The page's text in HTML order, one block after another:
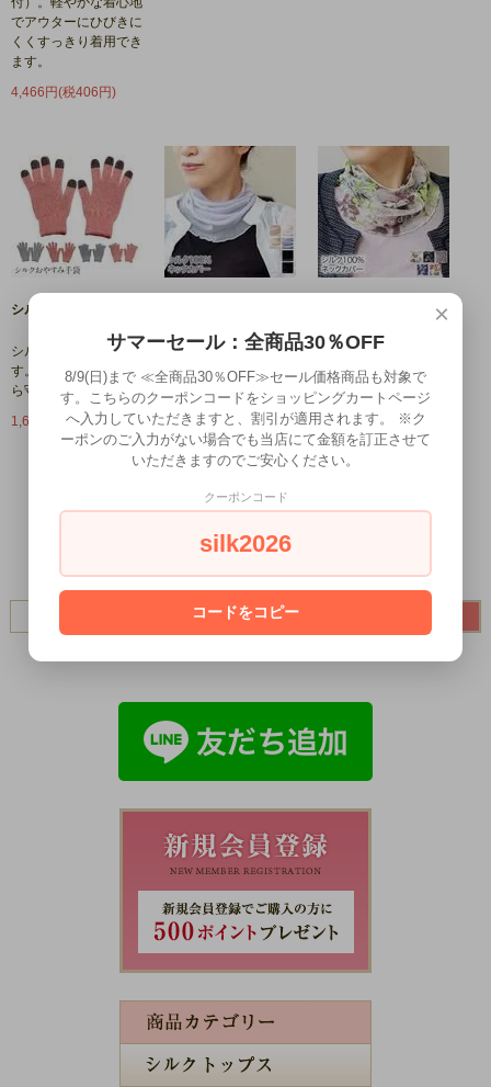
でアウターにひびきに
くくすっきり着用でき
ます。
4,466円(税406円)
シルクおやすみ手袋
シルクおやすみ手袋で
す。手を優しく乾燥か
ら守ります。
1,650円(税150円)
メッシュネックカバー
シルク100％ネックカ
バー メッシュ地で快
適な着け心地です。
1,320円(税120円)
シルク100％ メッシュ
ト）
シルク100％プリント
ネックカバー メッシ
ュ地で快適な着け心地
です。
×
サマーセール：全商品30％OFF
8/9(日)まで ≪全商品30％OFF≫セール価格商品も対象で
す。こちらのクーポンコードをショッピングカートページ
へ入力していただきますと、割引が適用されます。 ※ク
ーポンのご入力がない場合でも当店にて金額を訂正させて
いただきますのでご安心ください。
クーポンコード
silk2026
コードをコピー